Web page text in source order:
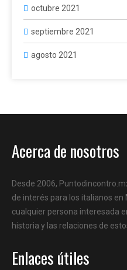
octubre 2021
septiembre 2021
agosto 2021
Acerca de nosotros
Desde 2006,
de interés para los italianos en
cualquier persona interesada
historia y las relaciones de
Enlaces útiles